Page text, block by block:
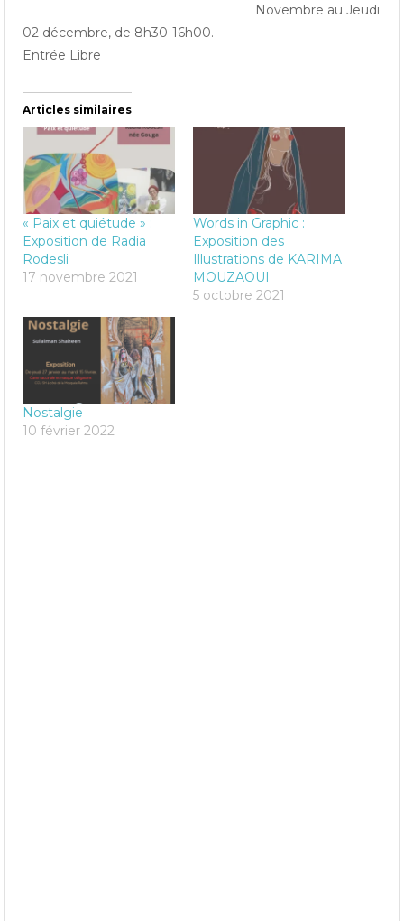
Novembre au Jeudi
02 décembre, de 8h30-16h00.
Entrée Libre
Articles similaires
« Paix et quiétude » :
Exposition de Radia
Rodesli
17 novembre 2021
Words in Graphic :
Exposition des
Illustrations de KARIMA
MOUZAOUI
5 octobre 2021
Nostalgie
10 février 2022